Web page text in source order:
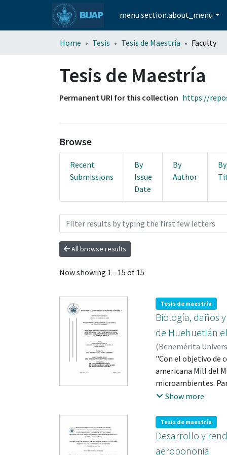
menu.section.about_menu
Home Tesis Tesis de Maestría Faculty
Tesis de Maestría
Permanent URI for this collection https://
Browse
Recent
Submissions
By
Issue
Date
By
Author
By
Browsing Tesis de
All browse results
Now showing 1 - 15 of 15
Tesis de maestría
Biología, daños
de Huehuetlán
(Benemérita
0000-0002-3704-
6628
"Con el objetivo de
americana Mill del
microambientes.
febrero 2022; de
se determinó con la
minor, Incisitermes
segunda sección
Show more
Tesis de maestría
Desarrollo y
aeropononia